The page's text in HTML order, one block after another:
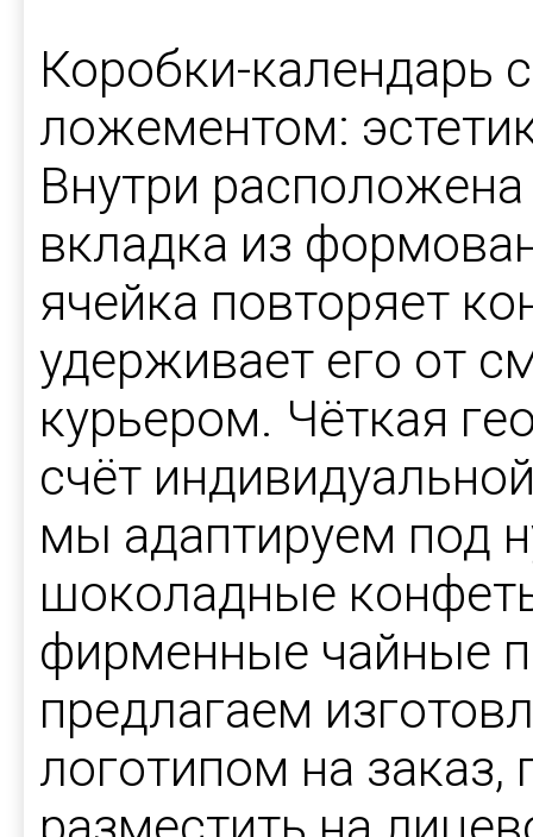
Коробки-календарь
ложементом:
Внутри
вкладка из
ячейка повторяет
удерживает его от
курьером. Чёткая
счёт
мы адаптируем под
шоколадные
фирменные чайные
предлагаем
логотипом на